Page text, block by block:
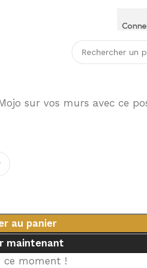
sur vos murs avec ce
au panier
maintenant
ce moment !